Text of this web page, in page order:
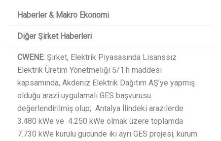
Haberler & Makro Ekonomi
Diğer Şirket Haberleri
CWENE: Şirket, Elektrik Piyasasında Lisanssız
Elektrik Üretim Yönetmeliği 5/1.h maddesi
kapsamında, Akdeniz Elektrik Dağıtım AŞ’ye yapmış
olduğu arazi uygulamalı GES başvurusu
değerlendirilmiş olup; Antalya İlindeki arazilerde
3.480 kWe ve 4.250 kWe olmak üzere toplamda
7.730 kWe kurulu gücünde iki ayrı GES projesi, kurum